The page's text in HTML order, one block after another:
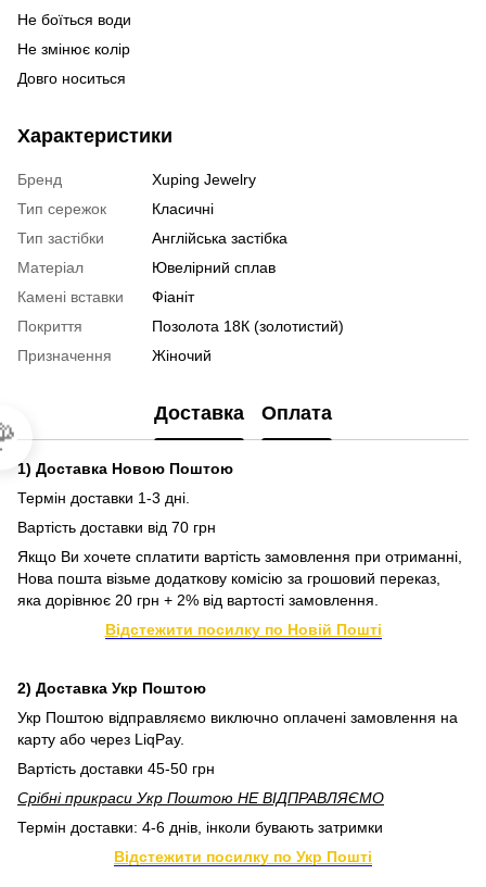
Не боїться води
Не змінює колір
Довго носиться
Характеристики
Бренд
Xuping Jewelry
Тип сережок
Класичні
Тип застібки
Англійська застібка
Матеріал
Ювелірний сплав
Камені вставки
Фіаніт
Покриття
Позолота 18К (золотистий)
Призначення
Жіночий
Доставка Оплата
1) Доставка Новою Поштою
Термін доставки 1-3 дні.
Вартість доставки від 70 грн
Якщо Ви хочете сплатити вартість замовлення при отриманні,
Нова пошта візьме додаткову комісію за грошовий переказ,
яка дорівнює 20 грн + 2% від вартості замовлення.
Відстежити посилку по Новій Пошті
2) Доставка Укр Поштою
Укр Поштою відправляємо виключно оплачені замовлення на
карту або через LiqPay.
Вартість доставки 45-50 грн
Срібні прикраси Укр Поштою НЕ ВІДПРАВЛЯЄМО
Термін доставки: 4-6 днів, інколи бувають затримки
Відстежити посилку по Укр Пошті